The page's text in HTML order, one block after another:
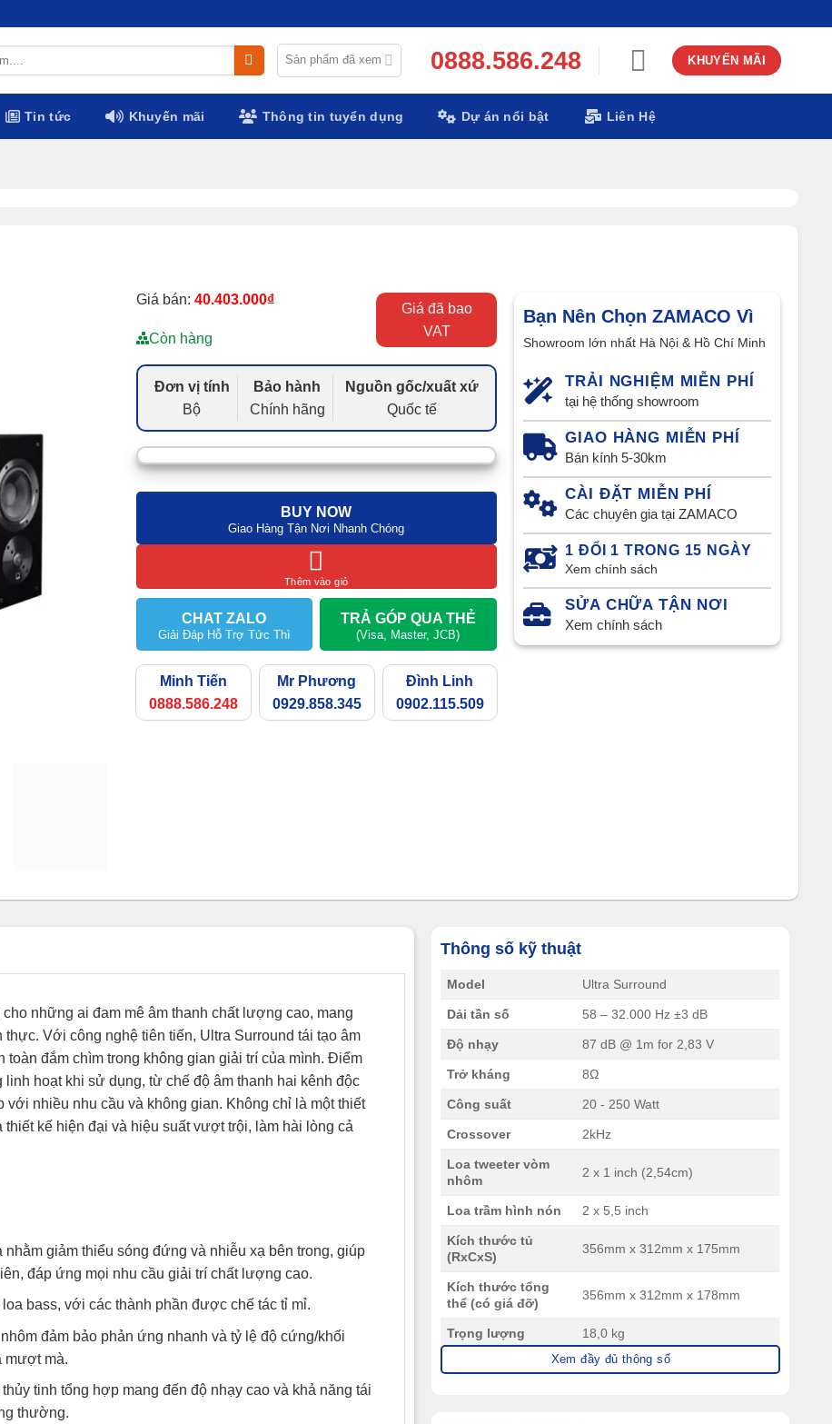
Sản phẩm đã xem 0888.586.248 KHUYẾN MÃI
Tin tức Khuyến mãi Thông tin tuyển dụng Dự án nổi bật Liên Hệ
Giá đã bao
VAT
Giá bán: 40.403.000₫
Còn hàng
Đơn vị tính
Bộ
Bảo hành
Chính hãng
Nguồn gốc/xuất xứ
Quốc tế
Thêm vào giỏ
BUY NOW
Giao Hàng Tận Nơi Nhanh Chóng
CHAT ZALO
Giải Đáp Hỗ Trợ Tức Thì
TRẢ GÓP QUA THẺ
(Visa, Master, JCB)
Minh Tiến
0888.586.248
Mr Phương
0929.858.345
Đình Linh
0902.115.509
Bạn Nên Chọn ZAMACO Vì
Showroom lớn nhất Hà Nội & Hồ Chí Minh
TRẢI NGHIỆM MIỄN PHÍ
tại hệ thống showroom
GIAO HÀNG MIỄN PHÍ
Bán kính 5-30km
CÀI ĐẶT MIỄN PHÍ
Các chuyên gia tại ZAMACO
1 ĐỔI 1 TRONG 15 NGÀY
Xem chính sách
SỬA CHỮA TẬN NƠI
Xem chính sách
những ai đam mê âm thanh chất lượng cao, mang
Với công nghệ tiên tiến, Ultra Surround tái tạo âm
đắm chìm trong không gian giải trí của mình. Điểm
hoạt khi sử dụng, từ chế độ âm thanh hai kênh độc
với nhiều nhu cầu và không gian. Không chỉ là một thiết
kế hiện đại và hiệu suất vượt trội, làm hài lòng cả
giảm thiểu sóng đứng và nhiễu xạ bên trong, giúp
đáp ứng mọi nhu cầu giải trí chất lượng cao.
bass, với các thành phần được chế tác tỉ mỉ.
đảm bảo phản ứng nhanh và tỷ lệ độ cứng/khối
mượt mà.
tinh tổng hợp mang đến độ nhạy cao và khả năng tái
thường.
Thông số kỹ thuật
Model Ultra Surround
Dải tần số 58 – 32.000 Hz ±3 dB
Độ nhạy 87 dB @ 1m for 2,83 V
Trở kháng 8Ω
Công suất 20 - 250 Watt
Crossover 2kHz
Loa tweeter vòm
nhôm
2 x 1 inch (2,54cm)
Loa trầm hình nón 2 x 5,5 inch
Kích thước tủ
(RxCxS)
356mm x 312mm x 175mm
Kích thước tổng
thể (có giá đỡ)
356mm x 312mm x 178mm
Trọng lượng 18,0 kg
Xem đầy đủ thông số